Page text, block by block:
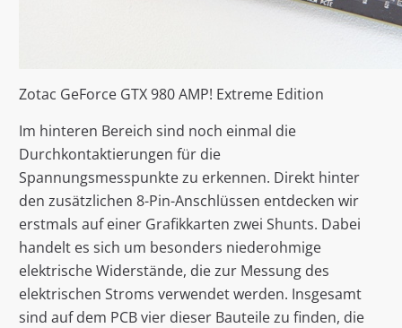
Zotac GeForce GTX 980 AMP! Extreme Edition
Im hinteren Bereich sind noch einmal die
Durchkontaktierungen für die
Spannungsmesspunkte zu erkennen. Direkt hinter
den zusätzlichen 8-Pin-Anschlüssen entdecken wir
erstmals auf einer Grafikkarten zwei Shunts. Dabei
handelt es sich um besonders niederohmige
elektrische Widerstände, die zur Messung des
elektrischen Stroms verwendet werden. Insgesamt
sind auf dem PCB vier dieser Bauteile zu finden, die